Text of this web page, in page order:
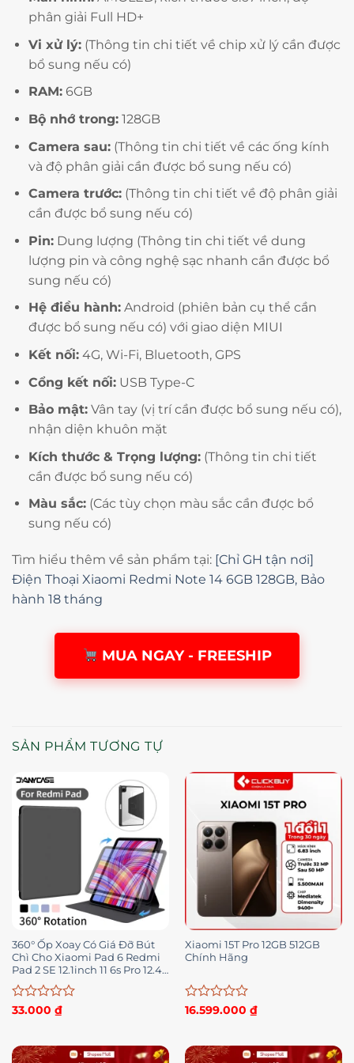
phân giải Full HD+
Vi xử lý:(Thông tin chi tiết về chip xử lý cần được
bổ sung nếu có)
RAM:6GB
Bộ nhớ trong:128GB
Camera sau:(Thông tin chi tiết về các ống kính
và độ phân giải cần được bổ sung nếu có)
Camera trước:(Thông tin chi tiết về độ phân giải
cần được bổ sung nếu có)
Pin:Dung lượng (Thông tin chi tiết về dung
lượng pin và công nghệ sạc nhanh cần được bổ
sung nếu có)
Hệ điều hành:Android (phiên bản cụ thể cần
được bổ sung nếu có) với giao diện MIUI
Kết nối:4G, Wi-Fi, Bluetooth, GPS
Cổng kết nối:USB Type-C
Bảo mật:Vân tay (vị trí cần được bổ sung nếu có),
nhận diện khuôn mặt
Kích thước & Trọng lượng:(Thông tin chi tiết
cần được bổ sung nếu có)
Màu sắc:(Các tùy chọn màu sắc cần được bổ
sung nếu có)
Tìm hiểu thêm về sản phẩm tại: [Chỉ GH tận nơi]
Điện Thoại Xiaomi Redmi Note 14 6GB 128GB, Bảo
hành 18 tháng
MUA NGAY - FREESHIP
SẢN PHẨM TƯƠNG TỰ
360° Ốp Xoay Có Giá Đỡ Bút
Chì Cho Xiaomi Pad 6 Redmi
Pad 2 SE 12.1inch 11 6s Pro 12.4
inch Pad 7 / 7 Pro 11.2 Năm
2024 POCO Pad 12.1 Vỏ Da
Đứng Máy Tính Bảng
Được
0
5
33.000 ₫
Xiaomi 15T Pro 12GB 512GB
Chính Hãng
Được
0
5
16.599.000 ₫